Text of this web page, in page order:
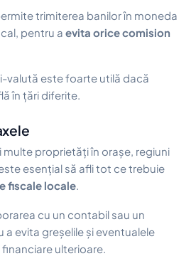
trimiterea banilor în moneda
pentru a evita orice comision
valută este foarte utilă dacă
în țări diferite.
multe proprietăți în orașe, regiuni
esențial să afli tot ce trebuie
fiscale locale.
cu un contabil sau un
evita greșelile și eventualele
ulterioare.